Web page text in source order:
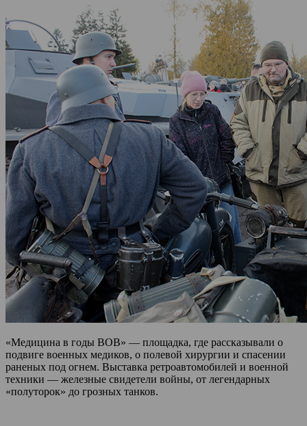
«Медицина в годы ВОВ» — площадка, где рассказывали о
подвиге военных медиков, о полевой хирургии и спасении
раненых под огнем. Выставка ретроавтомобилей и военной
техники — железные свидетели войны, от легендарных
«полуторок» до грозных танков.